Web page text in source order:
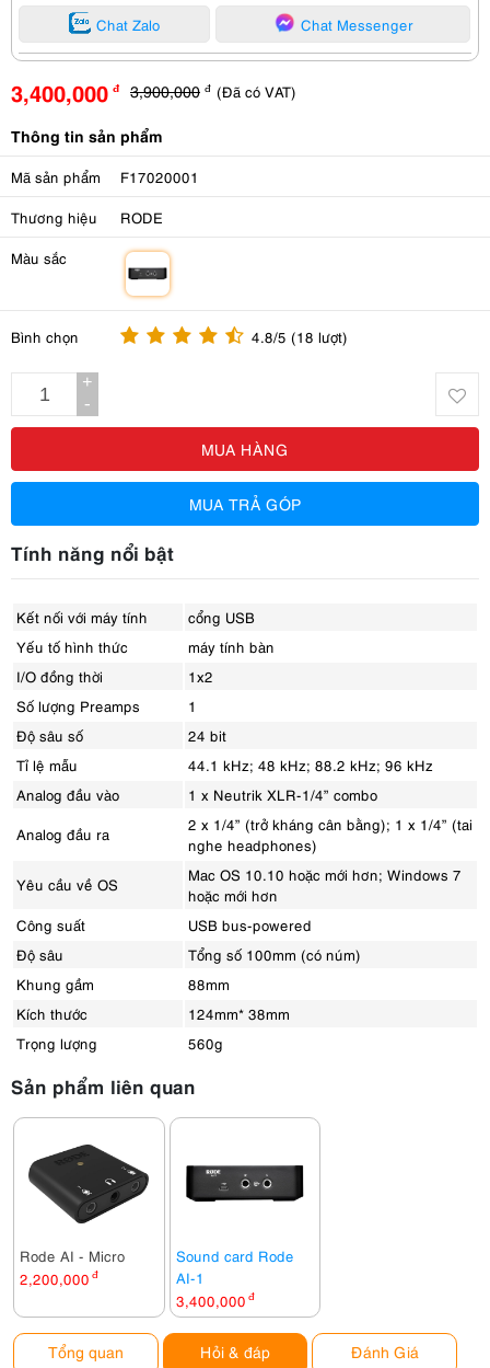
Chat Zalo Chat Messenger
3,400,000 đ 3,900,000 đ (Đã có VAT)
Thông tin sản phẩm
Mã sản phẩm F17020001
Thương hiệu RODE
Màu sắc
Bình chọn 4.8/5 (18 lượt)
+
-
MUA HÀNG
MUA TRẢ GÓP
Tính năng nổi bật
Kết nối với máy tính
cổng USB
Yếu tố hình thức
máy tính bàn
I/O đồng thời
1x2
Số lượng Preamps
1
Độ sâu số
24 bit
Tỉ lệ mẫu
44.1 kHz; 48 kHz; 88.2 kHz; 96 kHz
Analog đầu vào
1 x Neutrik XLR-1/4” combo
Analog đầu ra
2 x 1/4” (trở kháng cân bằng); 1 x 1/4” (tai
nghe headphones)
Yêu cầu về OS
Mac OS 10.10 hoặc mới hơn; Windows 7
hoặc mới hơn
Công suất
USB bus-powered
Độ sâu
Tổng số 100mm (có núm)
Khung gầm
88mm
Kích thước
124mm* 38mm
Trọng lượng
560g
Sản phẩm liên quan
Rode AI - Micro
2,200,000 đ
Sound card Rode
AI-1
3,400,000 đ
Tổng quan Hỏi & đáp Đánh Giá